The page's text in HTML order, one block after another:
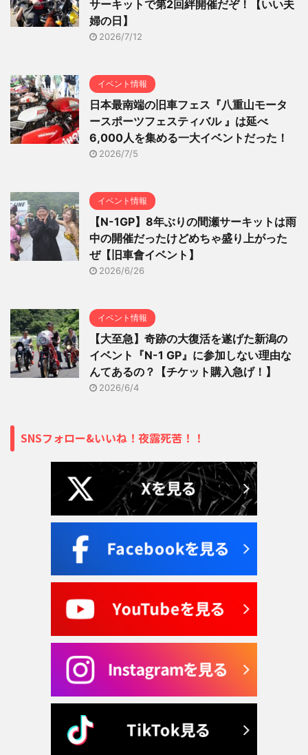
サーキットで第2回絆開催だぞ！【いい夫
婦の日】
2026/7/12
イベント情報
日本最南端の旧車フェス『八重山モータ
ースポーツフェスティバル 』は延べ
6,000人を集める一大イベントだった！
2026/7/5
イベント情報
【N-1GP】8年ぶりの間瀬サーキットは雨
中の開催だったけどめちゃ盛り上がった
ぜ【旧車會イベント】
2026/6/26
イベント情報
【大至急】奇跡の大復活を遂げた新潟の
イベント『N-1 GP』に参加しない理由な
んてあるの？【チケット購入急げ！】
2026/6/4
SNSフォロー&いいね！夜露死苦！！